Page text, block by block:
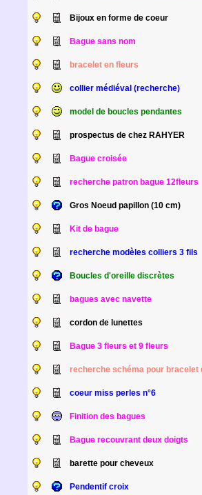
Bijoux en forme de coeur
Bague sans nom
bracelet en fleurs
collier médiéval (recherche)
model de boucles pendantes
prospectus de chez RAHYER
Bague croisée
recherche patron bague 12fleurs
Gros Noeud papillon (10 cm)
Kit de bague
recherche modèles colliers 3 fils
Boucles d'oreille discrètes
bagues avec navette
cordon de lunettes
Bague 3 fleurs et 9 fleurs
recherche schéma pour bracelet
coeur miss perles n°6
Finition des bagues
Bague recouvrant deux doigts
barette pour cheveux
Pendentif croix